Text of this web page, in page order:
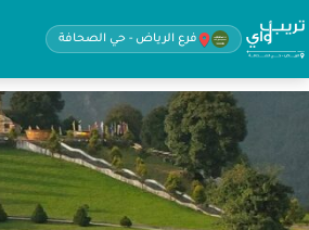
فرع الرياض - حي الصحافة